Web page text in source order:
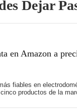
Dejar
en Amazon a
fiables en
productos de la